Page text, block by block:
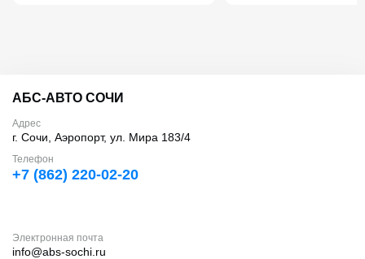
АБС-АВТО СОЧИ
Адрес
г. Сочи, Аэропорт, ул. Мира 183/4
Телефон
+7 (862) 220-02-20
Электронная почта
info@abs-sochi.ru